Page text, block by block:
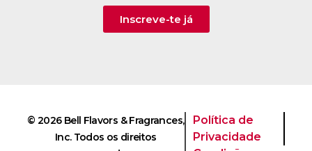
Inscreve-te já
© 2026 Bell Flavors & Fragrances,
Inc. Todos os direitos
Política de
Privacidade